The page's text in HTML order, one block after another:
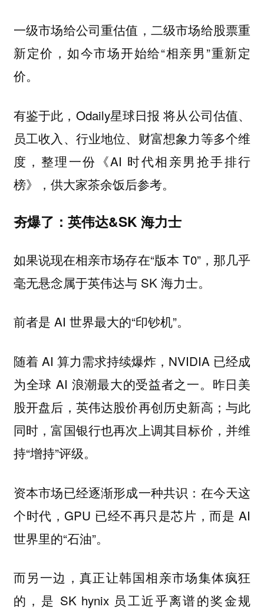
一级市场给公司重估值，二级市场给股票重
新定价，如今市场开始给“相亲男”重新定
价。
有鉴于此，Odaily星球日报 将从公司估值、
员工收入、行业地位、财富想象力等多个维
度，整理一份《AI 时代相亲男抢手排行
榜》，供大家茶余饭后参考。
夯爆了：英伟达&SK 海力士
如果说现在相亲市场存在“版本 T0”，那几乎
毫无悬念属于英伟达与 SK 海力士。
前者是 AI 世界最大的“印钞机”。
随着 AI 算力需求持续爆炸，NVIDIA 已经成
为全球 AI 浪潮最大的受益者之一。昨日美
股开盘后，英伟达股价再创历史新高；与此
同时，富国银行也再次上调其目标价，并维
持“增持”评级。
资本市场已经逐渐形成一种共识：在今天这
个时代，GPU 已经不再只是芯片，而是 AI
世界里的“石油”。
而另一边，真正让韩国相亲市场集体疯狂
的，是 SK hynix 员工近乎离谱的奖金规